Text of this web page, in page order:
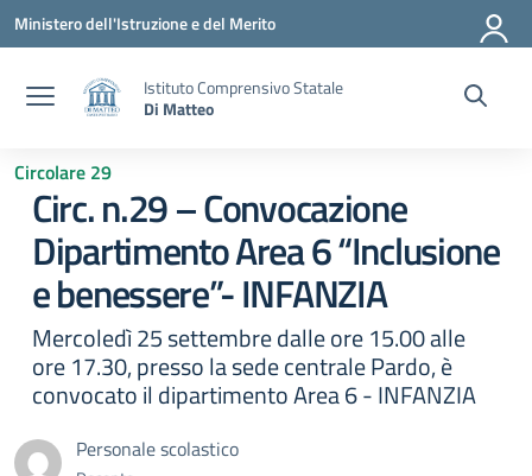
Vai ai contenuti
Vai al menu di navigazione
Vai al footer
Ministero dell'Istruzione e del Merito
Istituto Comprensivo Statale
Di Matteo
Circolare 29
Circ. n.29 – Convocazione
Dipartimento Area 6 “Inclusione
e benessere”- INFANZIA
Mercoledì 25 settembre dalle ore 15.00 alle
ore 17.30, presso la sede centrale Pardo, è
convocato il dipartimento Area 6 - INFANZIA
Personale scolastico